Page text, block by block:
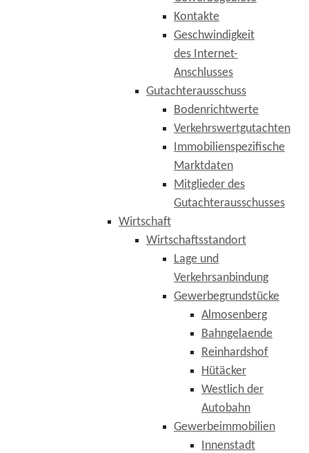
Kontakte
Geschwindigkeit
des Internet-
Anschlusses
Gutachterausschuss
Bodenrichtwerte
Verkehrswertgutachten
Immobilienspezifische
Marktdaten
Mitglieder des
Gutachterausschusses
Wirtschaft
Wirtschaftsstandort
Lage und
Verkehrsanbindung
Gewerbegrundstücke
Almosenberg
Bahngelaende
Reinhardshof
Hütäcker
Westlich der
Autobahn
Gewerbeimmobilien
Innenstadt